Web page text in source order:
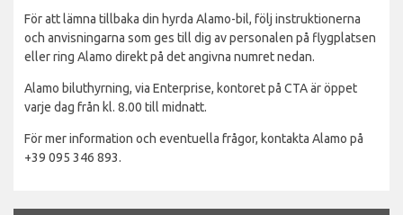
För att lämna tillbaka din hyrda Alamo-bil, följ instruktionerna
och anvisningarna som ges till dig av personalen på flygplatsen
eller ring Alamo direkt på det angivna numret nedan.
Alamo biluthyrning, via Enterprise, kontoret på CTA är öppet
varje dag från kl. 8.00 till midnatt.
För mer information och eventuella frågor, kontakta Alamo på
+39 095 346 893.